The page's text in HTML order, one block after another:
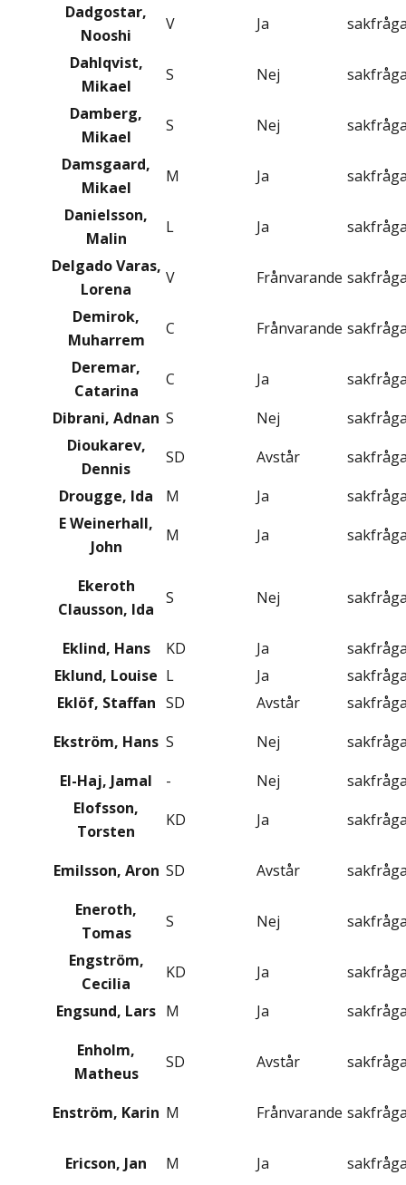
Dadgostar,
Nooshi
V Ja
Dahlqvist,
Mikael
S Nej
Damberg,
Mikael
S Nej
Damsgaard,
Mikael
M Ja
Danielsson,
Malin
L Ja
Delgado Varas,
Lorena
V Frånvarande
Demirok,
Muharrem
C Frånvarande
Deremar,
Catarina
C Ja
Dibrani, Adnan S Nej
Dioukarev,
Dennis
SD Avstår
Drougge, Ida
M Ja
E Weinerhall,
John
M Ja
Ekeroth
Clausson, Ida
S Nej
Eklind, Hans KD Ja
Eklund, Louise L Ja
Eklöf, Staffan SD Avstår
Ekström, Hans S Nej
El-Haj, Jamal
- Nej
Elofsson,
Torsten
KD Ja
Emilsson, Aron SD Avstår
Eneroth,
Tomas
S Nej
Engström,
Cecilia
KD Ja
Engsund, Lars M Ja
Enholm,
Matheus
SD Avstår
Enström, Karin M Frånvarande
Ericson, Jan M Ja